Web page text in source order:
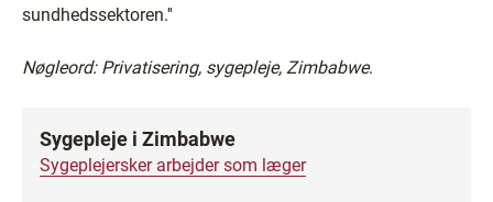
sundhedssektoren.''
Nøgleord: Privatisering, sygepleje, Zimbabwe.
Sygepleje i Zimbabwe
Sygeplejersker arbejder som læger